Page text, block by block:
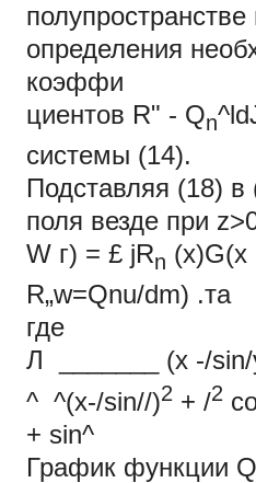
определения
коэффи
циентов R" - Qn
системы (14).
Подставляя (18)
поля везде при
W г) = £ jRn
R„w=Qnu/dm) .та
где
Л _______
(х -/
^ ^(х-/sin//)2 + /2
+ sin^
График функции